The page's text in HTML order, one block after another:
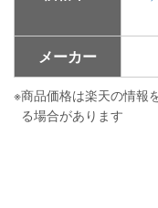
メーカー
※商品価格は楽天の情報
る場合があります